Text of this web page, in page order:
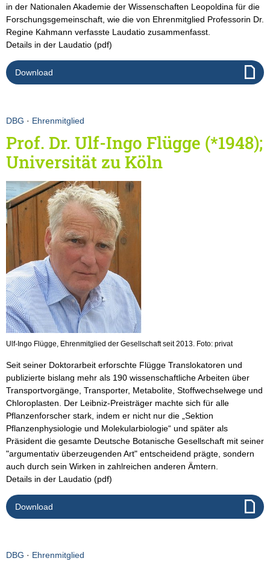
in der Nationalen Akademie der Wissenschaften Leopoldina für die
Forschungsgemeinschaft, wie die von Ehrenmitglied Professorin Dr.
Regine Kahmann verfasste Laudatio zusammenfasst.
Details in der Laudatio (pdf)
Download
DBG · Ehrenmitglied
Prof. Dr. Ulf-Ingo Flügge (*1948);
Universität zu Köln
Ulf-Ingo Flügge, Ehrenmitglied der Gesellschaft seit 2013. Foto: privat
Seit seiner Doktorarbeit erforschte Flügge Translokatoren und
publizierte bislang mehr als 190 wissenschaftliche Arbeiten über
Transportvorgänge, Transporter, Metabolite, Stoffwechselwege und
Chloroplasten. Der Leibniz-Preisträger machte sich für alle
Pflanzenforscher stark, indem er nicht nur die „Sektion
Pflanzenphysiologie und Molekularbiologie“ und später als
Präsident die gesamte Deutsche Botanische Gesellschaft mit seiner
"argumentativ überzeugenden Art" entscheidend prägte, sondern
auch durch sein Wirken in zahlreichen anderen Ämtern.
Details in der Laudatio (pdf)
Download
DBG · Ehrenmitglied